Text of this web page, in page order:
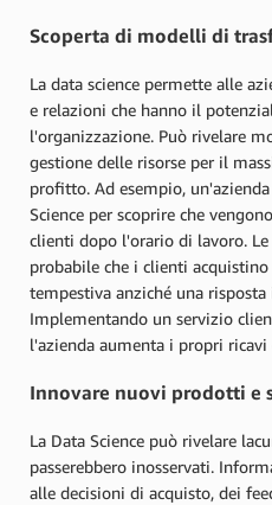
Scoperta di modelli di
La data science permette alle
e relazioni che hanno il
l'organizzazione. Può rivelare
gestione delle risorse per il
profitto. Ad esempio,
Science per scoprire che
clienti dopo l'orario di lavoro.
probabile che i clienti
tempestiva anziché una
Implementando un servizio
l'azienda aumenta i propri ricavi
Innovare nuovi prodotti e
La Data Science può rivelare
passerebbero inosservati.
alle decisioni di acquisto, dei